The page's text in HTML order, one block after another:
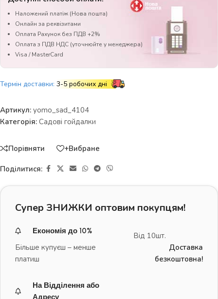
Наложений платіж (Нова пошта)
Онлайн за реквізитами
Оплата Рахунок без ПДВ +2%
Оплата з ПДВ НДС (уточнюйте у менеджера)
Visa / MasterCard
Термін доставки: 3-5 робочих дні
Артикул: yomo_sad_4104
Категорія: Садові гойдалки
Порівняти +Вибране
Поділитися:
Супер ЗНИЖКИ оптовим покупцям!
Економія до 10%
Більше купуєш – менше
платиш
Від 10шт.
Доставка
безкоштовна!
На Відділення або
Адресу